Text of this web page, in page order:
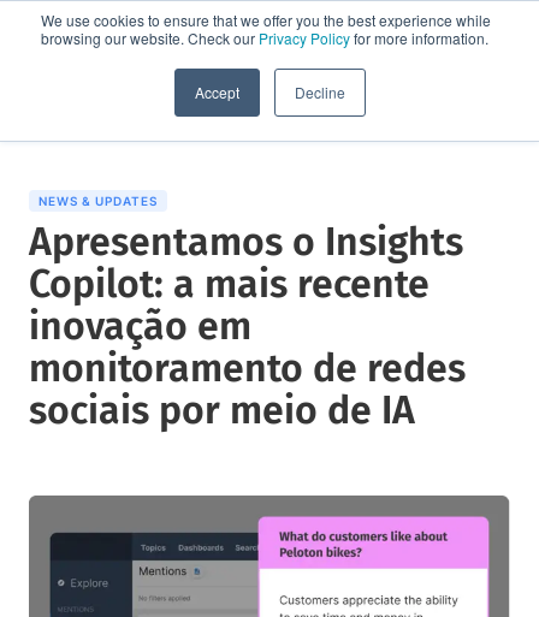
We use cookies to ensure that we offer you the best experience while
browsing our website. Check our Privacy Policyfor more information.
Accept Decline
Solicite uma demo
NEWS & UPDATES
Apresentamos o Insights
Copilot: a mais recente
inovação em
monitoramento de redes
sociais por meio de IA